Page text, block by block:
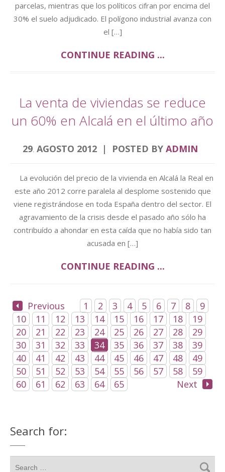
parcelas, mientras que los políticos cifran por encima del
30% el suelo adjudicado. El polígono industrial avanza con
el […]
CONTINUE READING ...
La venta de viviendas se reduce
un 60% en Alcalá en el último año
29. AGOSTO 2012 POSTED BY ADMIN
La evolución del precio de la vivienda en Alcalá la Real en
este año 2012 corre paralela al desplome sostenido que
viene registrándose en toda España dentro del sector. El
agravamiento de la crisis desde el pasado año sólo ha
contribuído a ahondar en esta caída que no había sido tan
acusada en […]
CONTINUE READING ...
Previous 1 2 3 4 5 6 7 8
9
10
11 12 13 14 15 16 17 18
19
20
21 22 23 24 25 26 27 28
29
30
31 32 33 34 35 36 37 38
39
40
41 42 43 44 45 46 47 48
49
50
51 52 53 54 55 56 57 58
59
60
61 62 63 64 65 Next
Search for: